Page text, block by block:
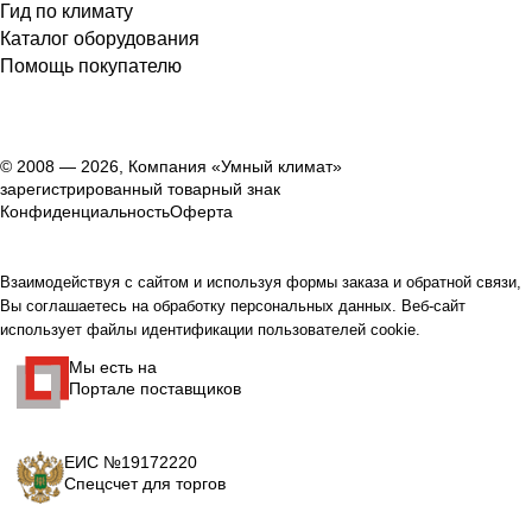
Гид по климату
Каталог оборудования
Помощь покупателю
© 2008 — 2026, Компания «Умный климат»
зарегистрированный товарный знак
КонфиденциальностьОферта
Взаимодействуя с сайтом и используя формы заказа и обратной связи,
Вы соглашаетесь на обработку персональных данных. Веб-сайт
использует файлы идентификации пользователей cookie.
Мы есть на
Портале поставщиков
ЕИС №19172220
Спецсчет для торгов